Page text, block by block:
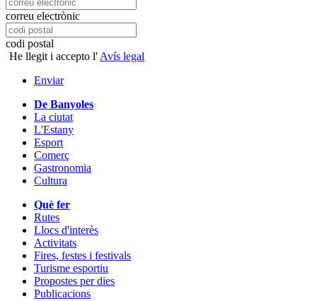
correu electrònic
codi postal
He llegit i accepto l' Avís legal
Enviar
De Banyoles
La ciutat
L'Estany
Esport
Comerç
Gastronomia
Cultura
Què fer
Rutes
Llocs d'interès
Activitats
Fires, festes i festivals
Turisme esportiu
Propostes per dies
Publicacions